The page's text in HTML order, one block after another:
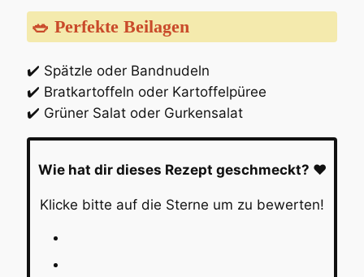
🥗 Perfekte Beilagen
✔️ Spätzle oder Bandnudeln
✔️ Bratkartoffeln oder Kartoffelpüree
✔️ Grüner Salat oder Gurkensalat
Wie hat dir dieses Rezept geschmeckt? ❤️
Klicke bitte auf die Sterne um zu bewerten!